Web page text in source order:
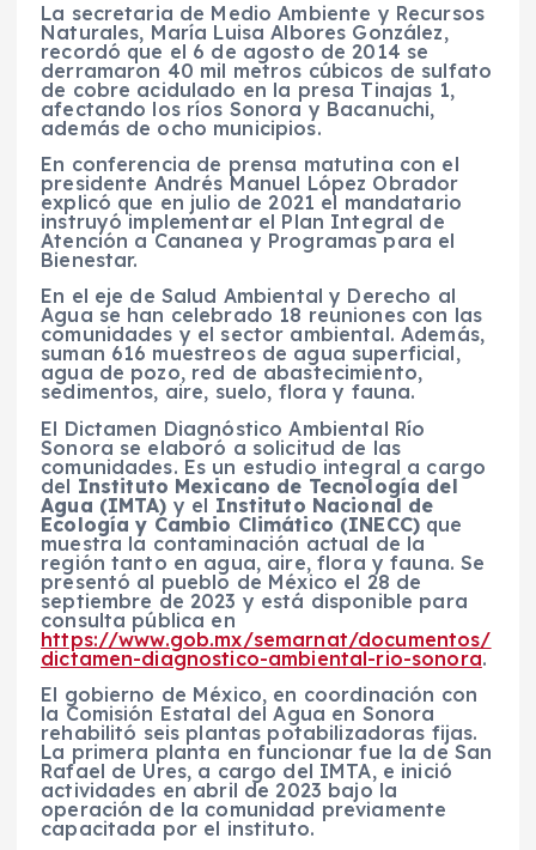
La secretaria de Medio Ambiente y Recursos
Naturales, María Luisa Albores González,
recordó que el 6 de agosto de 2014 se
derramaron 40 mil metros cúbicos de sulfato
de cobre acidulado en la presa Tinajas 1,
afectando los ríos Sonora y Bacanuchi,
además de ocho municipios.
En conferencia de prensa matutina con el
presidente Andrés Manuel López Obrador
explicó que en julio de 2021 el mandatario
instruyó implementar el Plan Integral de
Atención a Cananea y Programas para el
Bienestar.
En el eje de Salud Ambiental y Derecho al
Agua se han celebrado 18 reuniones con las
comunidades y el sector ambiental. Además,
suman 616 muestreos de agua superficial,
agua de pozo, red de abastecimiento,
sedimentos, aire, suelo, flora y fauna.
El Dictamen Diagnóstico Ambiental Río
Sonora se elaboró a solicitud de las
comunidades. Es un estudio integral a cargo
del Instituto Mexicano de Tecnología del
Agua (IMTA) y el Instituto Nacional de
Ecología y Cambio Climático (INECC) que
muestra la contaminación actual de la
región tanto en agua, aire, flora y fauna. Se
presentó al pueblo de México el 28 de
septiembre de 2023 y está disponible para
consulta pública en
https://www.gob.mx/semarnat/documentos/
dictamen-diagnostico-ambiental-rio-sonora.
El gobierno de México, en coordinación con
la Comisión Estatal del Agua en Sonora
rehabilitó seis plantas potabilizadoras fijas.
La primera planta en funcionar fue la de San
Rafael de Ures, a cargo del IMTA, e inició
actividades en abril de 2023 bajo la
operación de la comunidad previamente
capacitada por el instituto.